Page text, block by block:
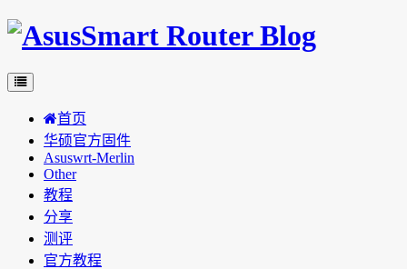
首页
华硕官方固件
Asuswrt-Merlin
Other
教程
分享
测评
官方教程